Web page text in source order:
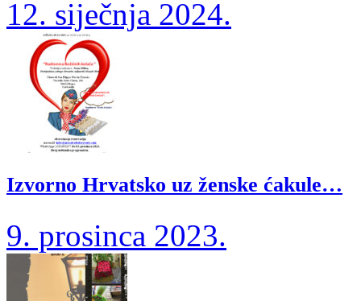
12. siječnja 2024.
Izvorno Hrvatsko uz ženske ćakule…
9. prosinca 2023.